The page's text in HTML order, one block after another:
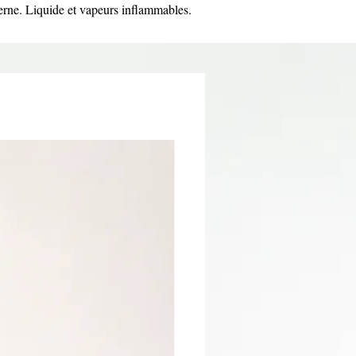
Liquide et vapeurs inflammables.